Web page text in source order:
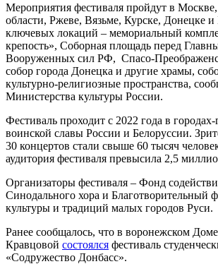
Мероприятия фестиваля пройдут в
области, Ржеве, Вязьме, Курске, Донецке и
ключевых локаций – мемориальный
крепость», Соборная площадь перед
Вооруженных сил РФ, Спасо-
собор города Донецка и другие храмы,
культурно-религиозные пространства,
Министерства культуры России.
Фестиваль проходит с 2022 года в городах-
воинской славы России и Белоруссии.
30 концертов стали свыше 60 тысяч
аудитория фестиваля превысила 2,5
Организаторы фестиваля – Фонд
Синодального хора и Благотворительный
культуры и традиций малых городов Руси.
Ранее сообщалось, что в воронежском
Кравцовой состоялся фестиваль
«Содружество Донбасс».